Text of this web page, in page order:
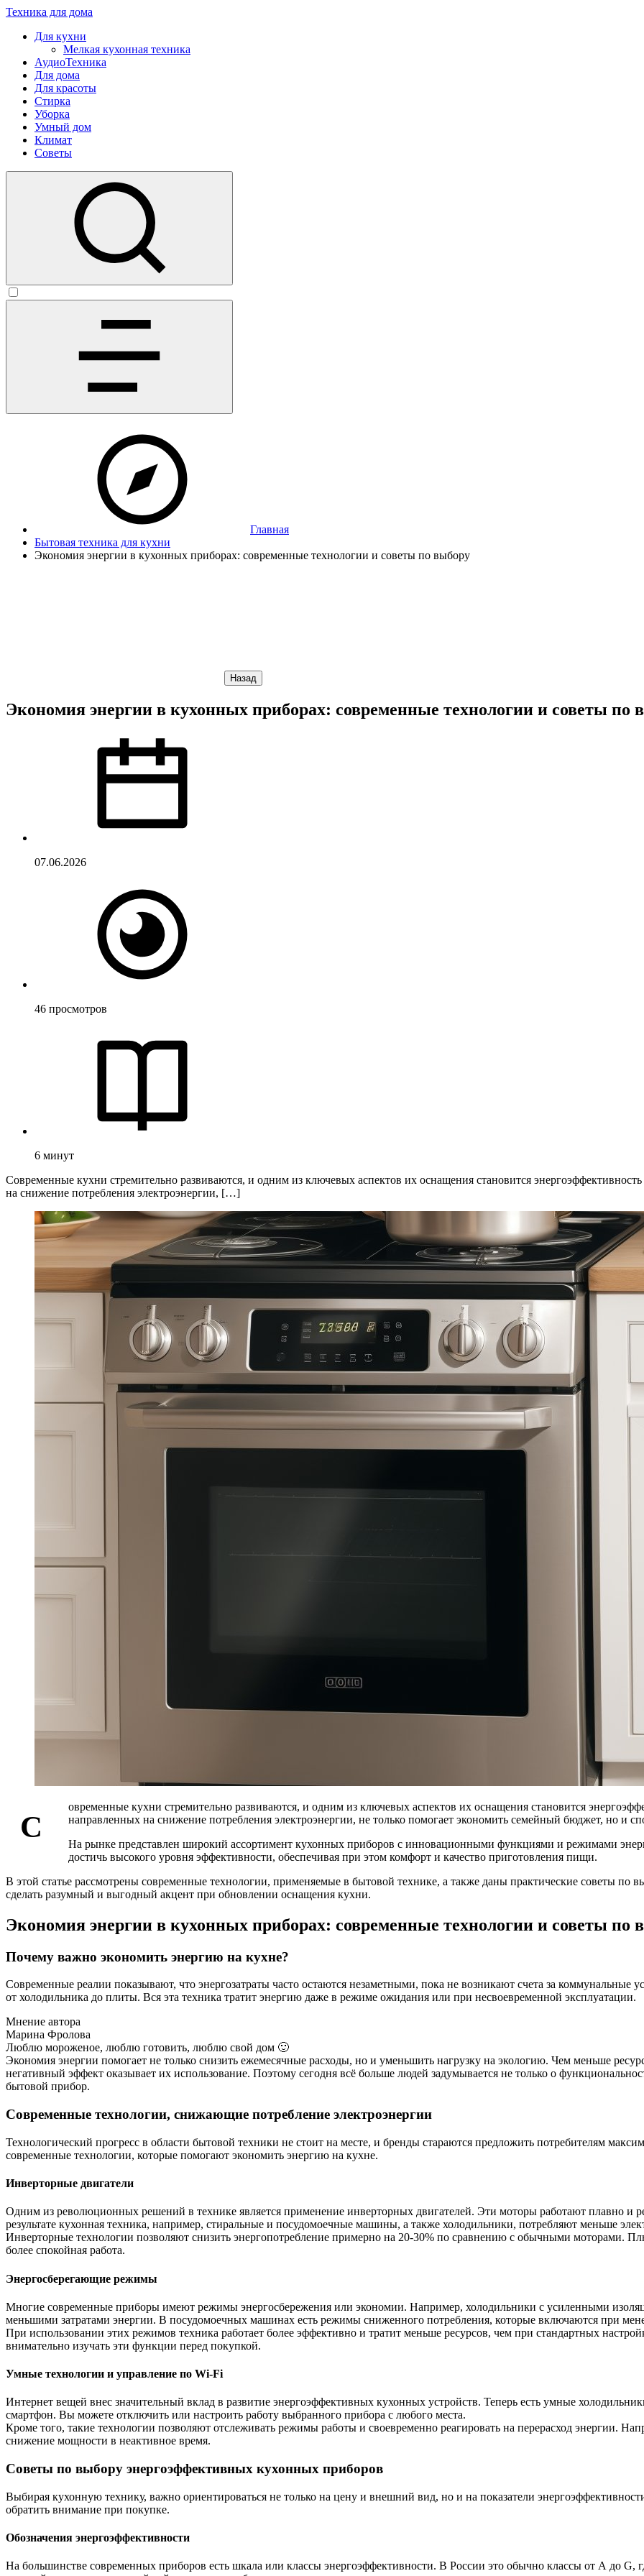
Техника для дома
Для кухни
Мелкая кухонная техника
АудиоТехника
Для дома
Для красоты
Стирка
Уборка
Умный дом
Климат
Советы
Главная
Бытовая техника для кухни
Экономия энергии в кухонных приборах: современные технологии и советы по выбору
Назад
Экономия энергии в кухонных приборах: современные технологии и советы по
07.06.2026
46 просмотров
6 минут
Современные кухни стремительно развиваются, и одним из ключевых аспектов их оснащения становится
на снижение потребления электроэнергии, […]
С
овременные кухни стремительно развиваются, и одним из ключевых аспектов их оснащения становится
направленных на снижение потребления электроэнергии, не только помогает экономить семейный бюджет, но и
На рынке представлен широкий ассортимент кухонных приборов с инновационными функциями и режимами
достичь высокого уровня эффективности, обеспечивая при этом комфорт и качество приготовления пищи.
В этой статье рассмотрены современные технологии, применяемые в бытовой технике, а также даны практические советы
сделать разумный и выгодный акцент при обновлении оснащения кухни.
Экономия энергии в кухонных приборах: современные технологии и советы по
Почему важно экономить энергию на кухне?
Современные реалии показывают, что энергозатраты часто остаются незаметными, пока не возникают счета за коммунальные
от холодильника до плиты. Вся эта техника тратит энергию даже в режиме ожидания или при несвоевременной эксплуатации.
Мнение автора
Марина Фролова
Люблю мороженое, люблю готовить, люблю свой дом 🙂
Экономия энергии помогает не только снизить ежемесячные расходы, но и уменьшить нагрузку на экологию. Чем меньше
негативный эффект оказывает их использование. Поэтому сегодня всё больше людей задумывается не только о
бытовой прибор.
Современные технологии, снижающие потребление электроэнергии
Технологический прогресс в области бытовой техники не стоит на месте, и бренды стараются предложить потребителям
современные технологии, которые помогают экономить энергию на кухне.
Инверторные двигатели
Одним из революционных решений в технике является применение инверторных двигателей. Эти моторы работают плавно и
результате кухонная техника, например, стиральные и посудомоечные машины, а также холодильники, потребляют меньше
Инверторные технологии позволяют снизить энергопотребление примерно на 20-30% по сравнению с обычными моторами.
более спокойная работа.
Энергосберегающие режимы
Многие современные приборы имеют режимы энергосбережения или экономии. Например, холодильники с усиленными
меньшими затратами энергии. В посудомоечных машинах есть режимы сниженного потребления, которые включаются при
При использовании этих режимов техника работает более эффективно и тратит меньше ресурсов, чем при стандартных
внимательно изучать эти функции перед покупкой.
Умные технологии и управление по Wi-Fi
Интернет вещей внес значительный вклад в развитие энергоэффективных кухонных устройств. Теперь есть умные
смартфон. Вы можете отключить или настроить работу выбранного прибора с любого места.
Кроме того, такие технологии позволяют отслеживать режимы работы и своевременно реагировать на перерасход энергии.
снижение мощности в неактивное время.
Советы по выбору энергоэффективных кухонных приборов
Выбирая кухонную технику, важно ориентироваться не только на цену и внешний вид, но и на показатели
обратить внимание при покупке.
Обозначения энергоэффективности
На большинстве современных приборов есть шкала или классы энергоэффективности. В России это обычно классы от А до